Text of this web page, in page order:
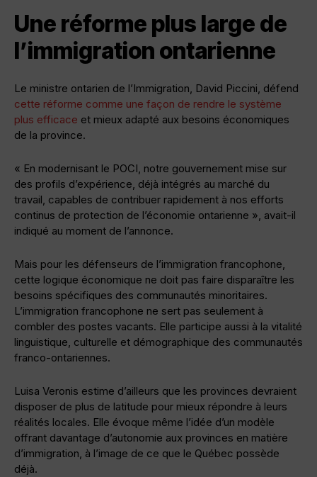
Une réforme plus large de
l’immigration ontarienne
Le ministre ontarien de l’Immigration, David Piccini, défend
cette réforme comme une façon de rendre le système
plus efficace et mieux adapté aux besoins économiques
de la province.
« En modernisant le POCI, notre gouvernement mise sur
des profils d’expérience, déjà intégrés au marché du
travail, capables de contribuer rapidement à nos efforts
continus de protection de l’économie ontarienne », avait-il
indiqué au moment de l’annonce.
Mais pour les défenseurs de l’immigration francophone,
cette logique économique ne doit pas faire disparaître les
besoins spécifiques des communautés minoritaires.
L’immigration francophone ne sert pas seulement à
combler des postes vacants. Elle participe aussi à la vitalité
linguistique, culturelle et démographique des communautés
franco-ontariennes.
Luisa Veronis estime d’ailleurs que les provinces devraient
disposer de plus de latitude pour mieux répondre à leurs
réalités locales. Elle évoque même l’idée d’un modèle
offrant davantage d’autonomie aux provinces en matière
d’immigration, à l’image de ce que le Québec possède
déjà.